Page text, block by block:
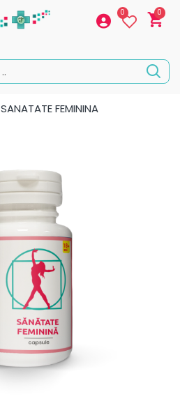
0 0
SANATATE FEMININA